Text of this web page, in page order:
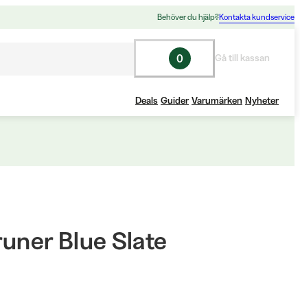
Behöver du hjälp?Kontakta kundservice
0 Gå till kassan
Deals Guider Varumärken Nyheter
Blue Slate